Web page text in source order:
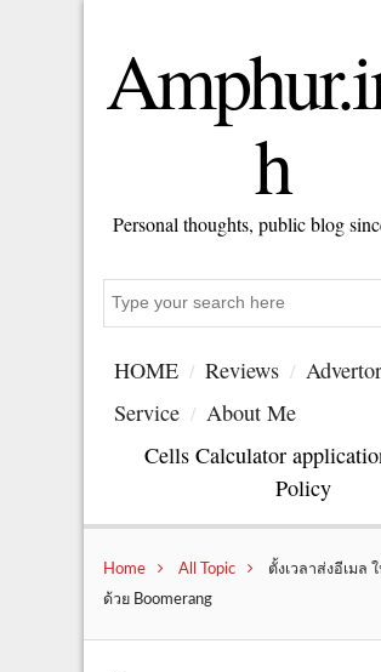
h
Personal thoughts, public blog
HOME Reviews
Service
About Me
Cells Calculator
Policy
Home All Topic ตั้งเวลาส่งอีเมล
ด้วย Boomerang